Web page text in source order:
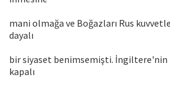
mani olmağa ve Boğazları Rus
dayalı
bir siyaset benimsemişti. İngiltere'nin
kapalı